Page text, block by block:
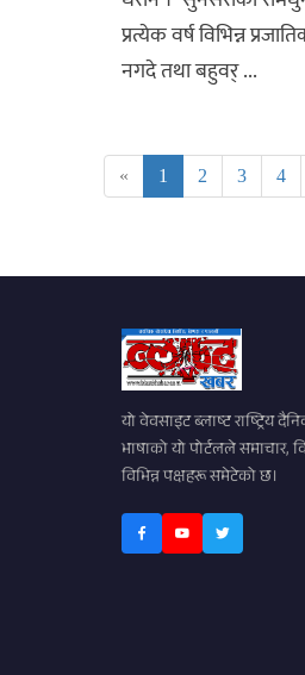
प्रत्येक वर्ष विभिन्न
नगदे तथा बहुवर् ...
« 1 2 3 4
यो वेवसाइट ब्लाष्ट राष्ट्रिय
भाषाको यो पोर्टलले
विभिन्न पक्षहरू समेटेको छ।